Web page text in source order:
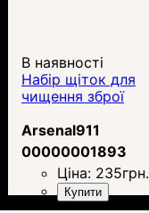
В наявності
Набір щіток для
чищення зброї
Arsenal911
00000001893
Ціна: 235грн.
Купити